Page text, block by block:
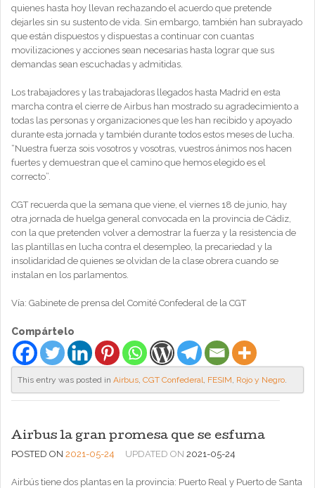
quienes hasta hoy llevan rechazando el acuerdo que pretende
dejarles sin su sustento de vida. Sin embargo, también han subrayado
que están dispuestos y dispuestas a continuar con cuantas
movilizaciones y acciones sean necesarias hasta lograr que sus
demandas sean escuchadas y admitidas.
Los trabajadores y las trabajadoras llegados hasta Madrid en esta
marcha contra el cierre de Airbus han mostrado su agradecimiento a
todas las personas y organizaciones que les han recibido y apoyado
durante esta jornada y también durante todos estos meses de lucha.
“Nuestra fuerza sois vosotros y vosotras, vuestros ánimos nos hacen
fuertes y demuestran que el camino que hemos elegido es el
correcto”.
CGT recuerda que la semana que viene, el viernes 18 de junio, hay
otra jornada de huelga general convocada en la provincia de Cádiz,
con la que pretenden volver a demostrar la fuerza y la resistencia de
las plantillas en lucha contra el desempleo, la precariedad y la
insolidaridad de quienes se olvidan de la clase obrera cuando se
instalan en los parlamentos.
Vía: Gabinete de prensa del Comité Confederal de la CGT
Compártelo
This entry was posted in Airbus, CGT Confederal, FESIM, Rojo y Negro.
Airbus la gran promesa que se esfuma
POSTED ON 2021-05-24 UPDATED ON 2021-05-24
Airbús tiene dos plantas en la provincia: Puerto Real y Puerto de Santa